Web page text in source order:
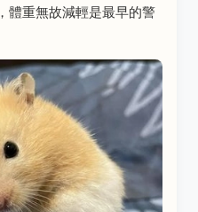
體重無故減輕是最早的警